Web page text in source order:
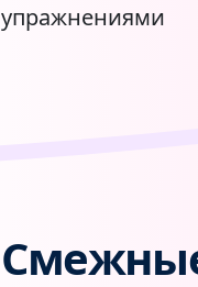
упражнениями